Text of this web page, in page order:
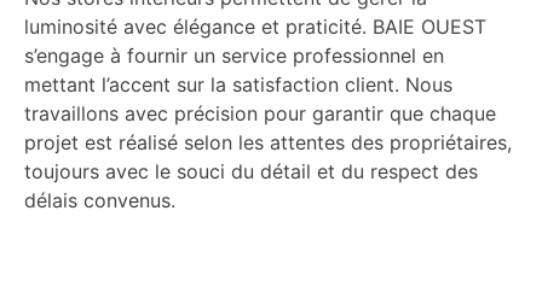
luminosité avec élégance et praticité. BAIE OUEST
s’engage à fournir un service professionnel en
mettant l’accent sur la satisfaction client. Nous
travaillons avec précision pour garantir que chaque
projet est réalisé selon les attentes des propriétaires,
toujours avec le souci du détail et du respect des
délais convenus.